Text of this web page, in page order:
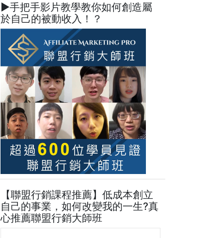
►手把手影片教學教你如何創造屬
於自己的被動收入！？
【聯盟行銷課程推薦】低成本創立
自己的事業，如何改變我的一生?真
心推薦聯盟行銷大師班